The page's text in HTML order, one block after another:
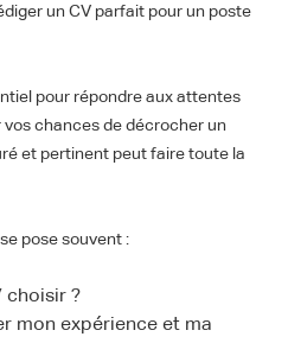
un CV parfait pour un poste
pour répondre aux attentes
chances de décrocher un
et pertinent peut faire toute la
pose souvent :
choisir ?
mon expérience et ma